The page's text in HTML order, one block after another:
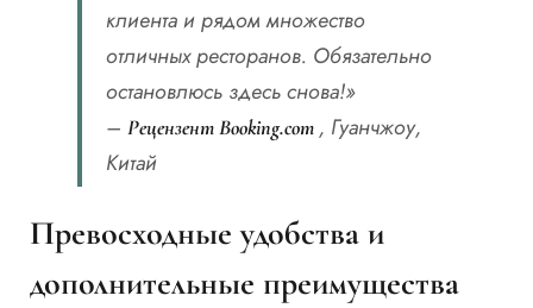
клиента и рядом множество
отличных ресторанов. Обязательно
остановлюсь здесь снова!»
– Рецензент Booking.com , Гуанчжоу,
Китай
Превосходные удобства и
дополнительные преимущества